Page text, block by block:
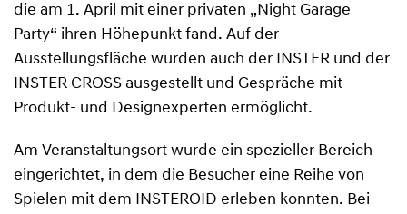
die am 1. April mit einer privaten „Night Garage
Party“ ihren Höhepunkt fand. Auf der
Ausstellungsfläche wurden auch der INSTER und der
INSTER CROSS ausgestellt und Gespräche mit
Produkt- und Designexperten ermöglicht.
Am Veranstaltungsort wurde ein spezieller Bereich
eingerichtet, in dem die Besucher eine Reihe von
Spielen mit dem INSTEROID erleben konnten. Bei